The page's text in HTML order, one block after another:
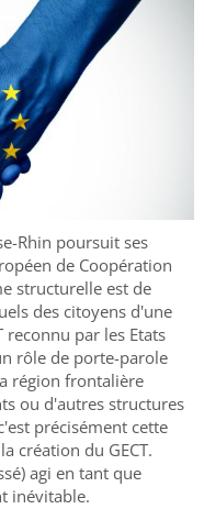
Rhin poursuit ses
de Coopération
structurelle est de
des citoyens d'une
reconnu par les Etats
rôle de porte-parole
région frontalière
ou d'autres structures
précisément cette
création du GECT.
agi en tant que
inévitable.